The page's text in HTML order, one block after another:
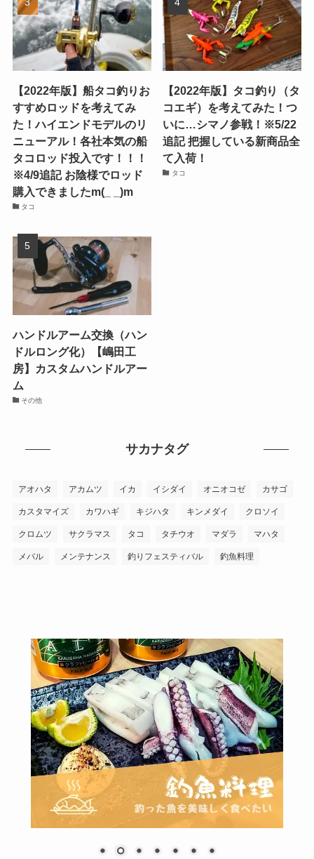
【2022年版】船タコ釣りお
すすめロッドを考えてみ
た！ハイエンドモデルのリ
ニューアル！各社本気の船
タコロッド投入です！！！
※4/9追記 お陰様でロッド
購入できましたm(_ _)m
タコ
【2022年版】タコ釣り（タ
コエギ）を考えてみた！つ
いに…シマノ参戦！※5/22
追記 把握している新商品全
て入荷！
タコ
ハンドルアーム交換（ハン
ドルロング化）【嶋田工
房】カスタムハンドルアー
ム
その他
サカナタグ
アオハタ アカムツ イカ イシダイ オニオコゼ カサゴ
カスタマイズ カワハギ キジハタ キンメダイ クロソイ
クロムツ サクラマス タコ タチウオ マダラ マハタ
メバル メンテナンス 釣りフェスティバル 釣魚料理